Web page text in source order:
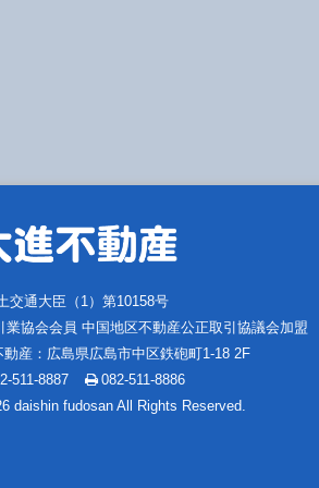
交通大臣（1）第10158号
業協会会員 中国地区不動産公正取引協議会加盟
動産 ： 広島県広島市中区鉄砲町1-18 2F
511-8887
082-511-8886
daishin fudosan All Rights Reserved.